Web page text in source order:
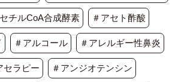
チルCoA合成酵素 ＃アセト酢酸
＃アルコール ＃アレルギー性鼻炎
セラピー ＃アンジオテンシン